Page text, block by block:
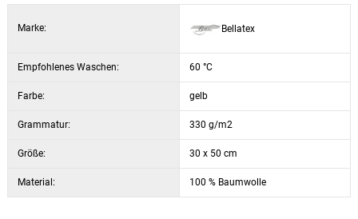
Marke: Bellatex
Empfohlenes Waschen: 60 °C
Farbe: gelb
Grammatur: 330 g/m2
Größe: 30 x 50 cm
Material: 100 % Baumwolle